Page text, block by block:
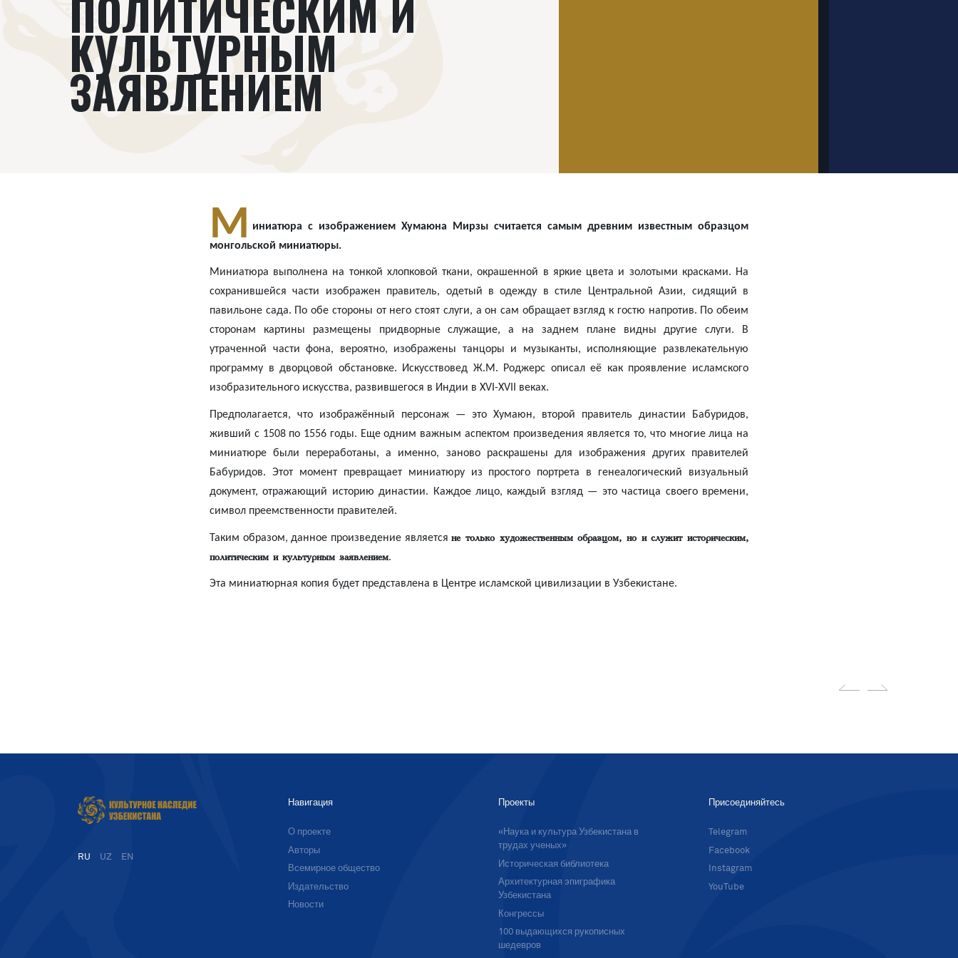
КУЛЬТУРНЫМ
ЗАЯВЛЕНИЕМ
М иниатюра с изображением Хумаюна Мирзы считается самым древним известным образцом
монгольской миниатюры.
Миниатюра выполнена на тонкой хлопковой ткани, окрашенной в яркие цвета и золотыми красками. На
сохранившейся части изображен правитель, одетый в одежду в стиле Центральной Азии, сидящий в
павильоне сада. По обе стороны от него стоят слуги, а он сам обращает взгляд к гостю напротив. По обеим
сторонам картины размещены придворные служащие, а на заднем плане видны другие слуги. В
утраченной части фона, вероятно, изображены танцоры и музыканты, исполняющие развлекательную
программу в дворцовой обстановке. Искусствовед Ж.М. Роджерс описал её как проявление исламского
изобразительного искусства, развившегося в Индии в XVI-XVII веках.
Предполагается, что изображённый персонаж — это Хумаюн, второй правитель династии Бабуридов,
живший с 1508 по 1556 годы. Еще одним важным аспектом произведения является то, что многие лица на
миниатюре были переработаны, а именно, заново раскрашены для изображения других правителей
Бабуридов. Этот момент превращает миниатюру из простого портрета в генеалогический визуальный
документ, отражающий историю династии. Каждое лицо, каждый взгляд — это частица своего времени,
символ преемственности правителей.
Таким образом, данное произведение являетсяне только художественным образцом, но и служит историческим,
политическим и культурным заявлением.
Эта миниатюрная копия будет представлена в Центре исламской цивилизации в Узбекистане.
RU UZ EN
Навигация
О проекте
Авторы
Всемирное общество
Издательство
Новости
Проекты
«Наука и культура Узбекистана в
трудах ученых»
Историческая библиотека
Архитектурная эпиграфика
Узбекистана
Конгрессы
100 выдающихся рукописных
шедевров
Присоединяйтесь
Telegram
Facebook
Instagram
YouTube